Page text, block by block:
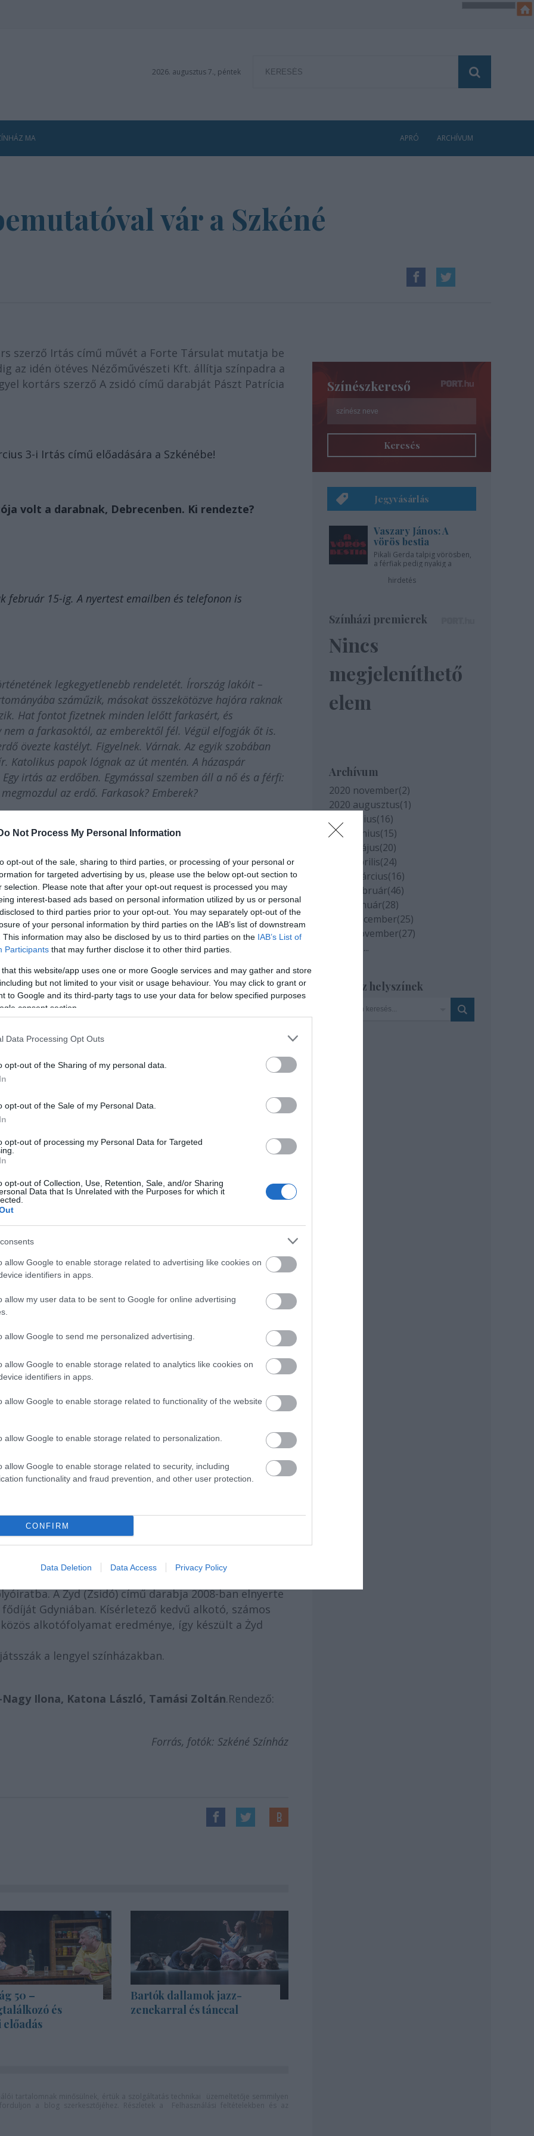
Not Process My Personal Information
opt-out of the sale, sharing to third parties, or processing of your personal or
for targeted advertising by us, please use the below opt-out section to
selection. Please note that after your opt-out request is processed you may
interest-based ads based on personal information utilized by us or personal
to third parties prior to your opt-out. You may separately opt-out of the
of your personal information by third parties on the IAB’s list of downstream
This information may also be disclosed by us to third parties on the IAB’s List of
Participants that may further disclose it to other third parties.
that this website/app uses one or more Google services and may gather and store
but not limited to your visit or usage behaviour. You may click to grant or
to Google and its third-party tags to use your data for below specified purposes
consent section.
Data Processing Opt Outs
opt-out of the Sharing of my personal data.
opt-out of the Sale of my Personal Data.
opt-out of processing my Personal Data for Targeted
opt-out of Collection, Use, Retention, Sale, and/or Sharing
Data that Is Unrelated with the Purposes for which it
allow Google to enable storage related to advertising like cookies on
identifiers in apps.
allow my user data to be sent to Google for online advertising
allow Google to send me personalized advertising.
allow Google to enable storage related to analytics like cookies on
identifiers in apps.
allow Google to enable storage related to functionality of the website
allow Google to enable storage related to personalization.
allow Google to enable storage related to security, including
functionality and fraud prevention, and other user protection.
CONFIRM
Data Deletion Data Access Privacy Policy
2026. augusztus 7., péntek
MA APRÓ ARCHÍVUM
vár a Szkéné
szerző Irtás című művét a Forte Társulat mutatja be
az idén ötéves Nézőművészeti Kft. állítja színpadra a
kortárs szerző A zsidó című darabját Pászt Patrícia
3-i Irtás című előadására a Szkénébe!
volt a darabnak, Debrecenben. Ki rendezte?
február 15-ig. A nyertest emailben és telefonon is
legkegyetlenebb rendeletét. Írország lakóit –
száműzik, másokat összekötözve hajóra raknak
Hat fontot fizetnek minden lelőtt farkasért, és
a farkasoktól, az emberektől fél. Végül elfogják őt is.
övezte kastélyt. Figyelnek. Várnak. Az egyik szobában
Katolikus papok lógnak az út mentén. A házaspár
irtás az erdőben. Egymással szemben áll a nő és a férfi:
az erdő. Farkasok? Emberek?
adaptációiról és klasszikusok színpadi átiratairól
Britanniában. Több díj tulajdonosa, az
Out díját.
Fehér László, Földeáki Nóra, Kádas József,
Pallag Márton ésZarnóczai Gizella
lépnek
(iskolaigazgató, lengyel- és angoltanárnő,
érdekből – a jövő érdekében – kell, hogy szembesüljön
keretei között. Az együtt töltött idő észrevétlenül
a helyzetbe sodorták őket. Szép lassan elkerülhetetlenné
más történik. Senki nem akar áldozat lenni...
él, ahol a Teatr Polskiban dolgozik, verseket és
fogyatékkal élőket tanít, egyetemi lapot
A Żyd (Zsidó) című darabja 2008-ban elnyerte
Gdyniában. Kísérletező kedvű alkotó, számos
alkotófolyamat eredménye, így készült a Żyd
a lengyel színházakban.
Ilona, Katona László, Tamási Zoltán.Rendező:
Forrás, fotók: Szkéné Színház
50 –
és
Bartók dallamok jazz-
zenekarral és tánccal
Színészkereső
Keresés
Jegyvásárlás
Vaszary János: A
vörös bestia
Pikali Gerda talpig vörösben,
a férfiak pedig nyakig a
hirdetés
Színházi premierek
Nincs
megjeleníthető
elem
Archívum
2020 november(2)
2020 augusztus(1)
2020 július(16)
2020 június(15)
2020 május(20)
2020 április(24)
2020 március(16)
2020 február(46)
2020 január(28)
2019 december(25)
2019 november(27)
...
Szinház helyszínek